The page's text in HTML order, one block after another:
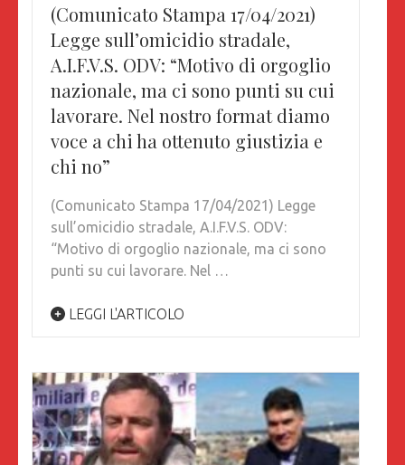
(Comunicato Stampa 17/04/2021)
Legge sull’omicidio stradale,
A.I.F.V.S. ODV: “Motivo di orgoglio
nazionale, ma ci sono punti su cui
lavorare. Nel nostro format diamo
voce a chi ha ottenuto giustizia e
chi no”
(Comunicato Stampa 17/04/2021) Legge
sull’omicidio stradale, A.I.F.V.S. ODV:
“Motivo di orgoglio nazionale, ma ci sono
punti su cui lavorare. Nel …
LEGGI L'ARTICOLO